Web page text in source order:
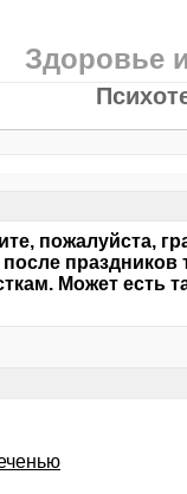
Здоровье
пожалуйста,
праздников
Может есть